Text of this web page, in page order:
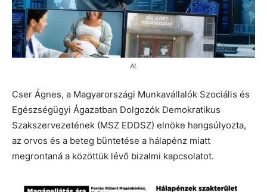
AL
Cser Ágnes, a Magyarországi Munkavállalók Szociális és
Egészségügyi Ágazatban Dolgozók Demokratikus
Szakszervezetének (MSZ EDDSZ) elnöke hangsúlyozta,
az orvos és a beteg büntetése a hálapénz miatt
megrontaná a közöttük lévő bizalmi kapcsolatot.